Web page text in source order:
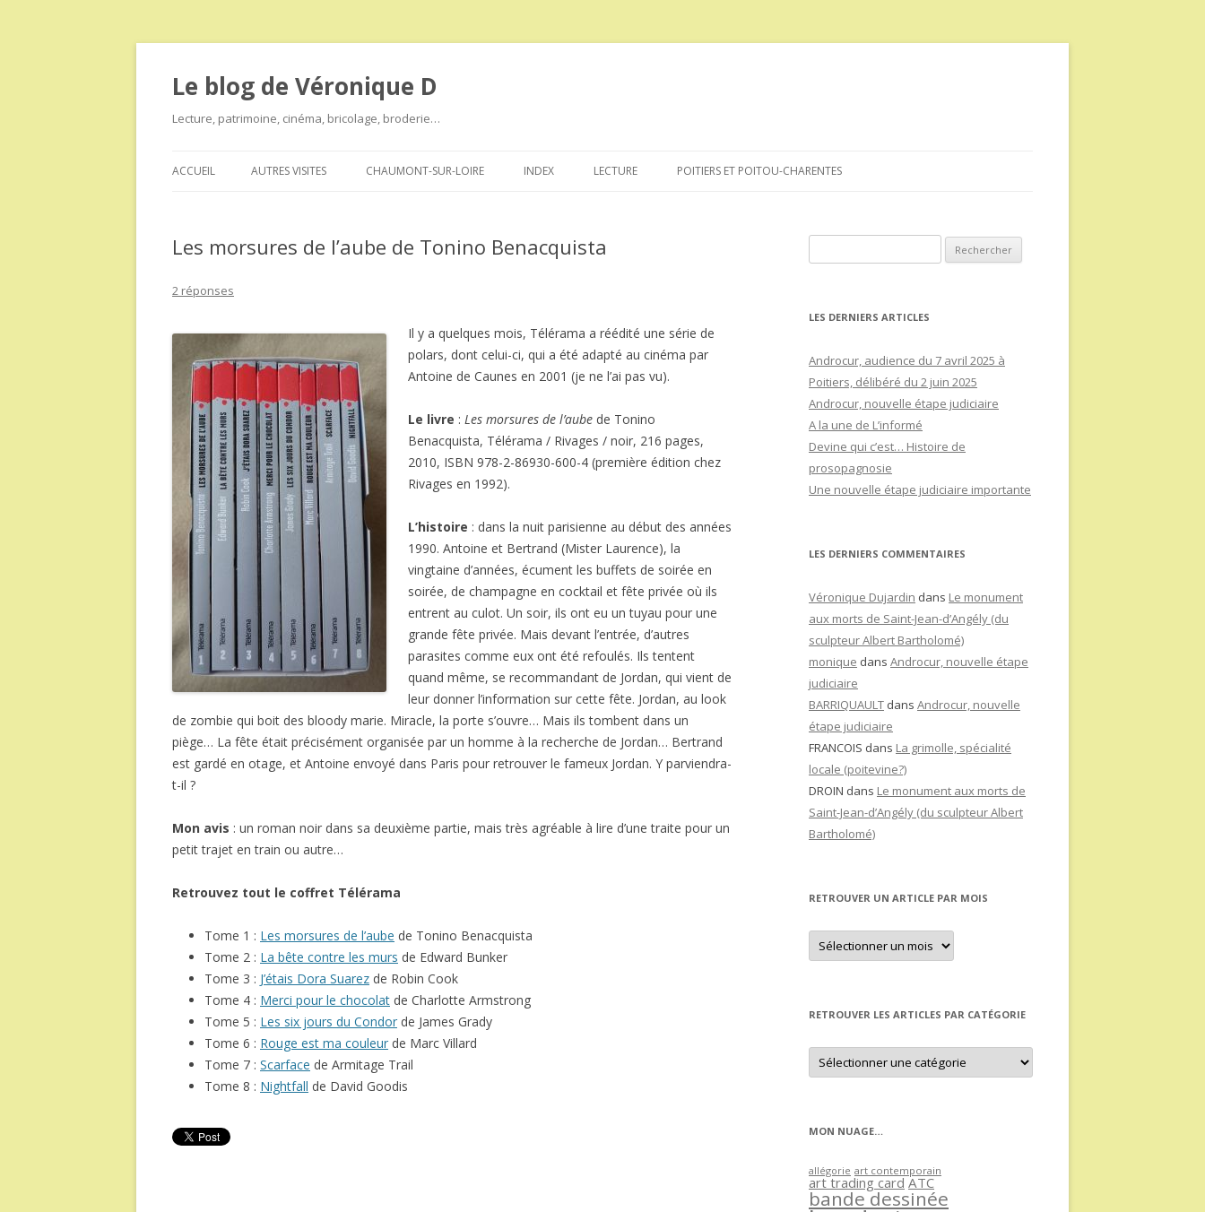
Le blog de Véronique D
Lecture, patrimoine, cinéma, bricolage, broderie…
au
ACCUEIL AUTRES VISITES CHAUMONT-SUR-LOIRE INDEX LECTURE POITIERS ET POITOU-CHARENTES
Les morsures de l’aube de Tonino Benacquista
2 réponses
Il y a quelques mois, Télérama a réédité une série de
polars, dont celui-ci, qui a été adapté au cinéma par
Antoine de Caunes en 2001 (je ne l’ai pas vu).
Le livre : Les morsures de l’aube de Tonino
Benacquista, Télérama / Rivages / noir, 216 pages,
2010, ISBN 978-2-86930-600-4 (première édition chez
Rivages en 1992).
L’histoire : dans la nuit parisienne au début des années
1990. Antoine et Bertrand (Mister Laurence), la
vingtaine d’années, écument les buffets de soirée en
soirée, de champagne en cocktail et fête privée où ils
entrent au culot. Un soir, ils ont eu un tuyau pour une
grande fête privée. Mais devant l’entrée, d’autres
parasites comme eux ont été refoulés. Ils tentent
quand même, se recommandant de Jordan, qui vient de
leur donner l’information sur cette fête. Jordan, au look
de zombie qui boit des bloody marie. Miracle, la porte s’ouvre… Mais ils tombent dans un
piège… La fête était précisément organisée par un homme à la recherche de Jordan… Bertrand
est gardé en otage, et Antoine envoyé dans Paris pour retrouver le fameux Jordan. Y parviendra-
t-il ?
Mon avis : un roman noir dans sa deuxième partie, mais très agréable à lire d’une traite pour un
petit trajet en train ou autre…
Retrouvez tout le coffret Télérama
Tome 1 : Les morsures de l’aube de Tonino Benacquista
Tome 2 : La bête contre les murs de Edward Bunker
Tome 3 : J’étais Dora Suarez de Robin Cook
Tome 4 : Merci pour le chocolat de Charlotte Armstrong
Tome 5 : Les six jours du Condor de James Grady
Tome 6 : Rouge est ma couleur de Marc Villard
Tome 7 : Scarface de Armitage Trail
Tome 8 : Nightfall de David Goodis
LES DERNIERS ARTICLES
Androcur, audience du 7 avril 2025 à
Poitiers, délibéré du 2 juin 2025
Androcur, nouvelle étape judiciaire
A la une de L’informé
Devine qui c’est… Histoire de
prosopagnosie
Une nouvelle étape judiciaire importante
LES DERNIERS COMMENTAIRES
Véronique Dujardin dans Le monument
aux morts de Saint-Jean-d’Angély (du
sculpteur Albert Bartholomé)
monique dans Androcur, nouvelle étape
judiciaire
BARRIQUAULT dans Androcur, nouvelle
étape judiciaire
FRANCOIS dans La grimolle, spécialité
locale (poitevine?)
DROIN dans Le monument aux morts de
Saint-Jean-d’Angély (du sculpteur Albert
Bartholomé)
RETROUVER UN ARTICLE PAR MOIS
Retrouver
un
article
RETROUVER LES ARTICLES PAR CATÉGORIE
Retrouver
les
articles
MON NUAGE…
allégorie art contemporain
art trading card ATC
bande dessinée